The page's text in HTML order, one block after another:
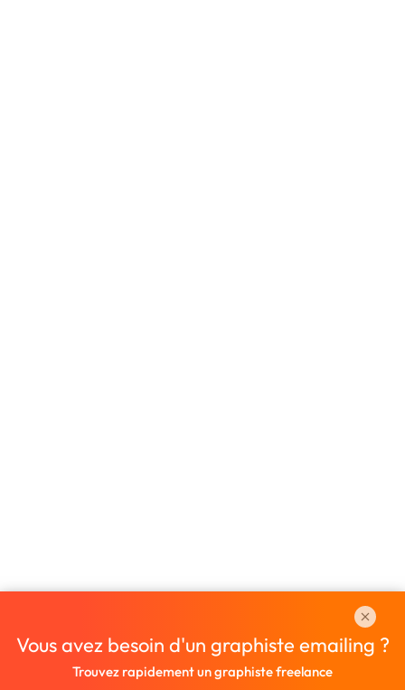
Vous avez besoin d'un graphiste emailing ?
Trouvez rapidement un graphiste freelance